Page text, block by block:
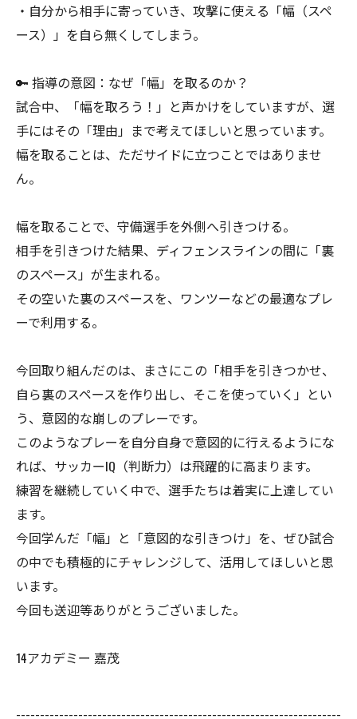
・自分から相手に寄っていき、攻撃に使える「幅（スペ
ース）」を自ら無くしてしまう。
🔑 指導の意図：なぜ「幅」を取るのか？
試合中、「幅を取ろう！」と声かけをしていますが、選
手にはその「理由」まで考えてほしいと思っています。
幅を取ることは、ただサイドに立つことではありませ
ん。
幅を取ることで、守備選手を外側へ引きつける。
相手を引きつけた結果、ディフェンスラインの間に「裏
のスペース」が生まれる。
その空いた裏のスペースを、ワンツーなどの最適なプレ
ーで利用する。
今回取り組んだのは、まさにこの「相手を引きつかせ、
自ら裏のスペースを作り出し、そこを使っていく」とい
う、意図的な崩しのプレーです。
このようなプレーを自分自身で意図的に行えるようにな
れば、サッカーIQ（判断力）は飛躍的に高まります。
練習を継続していく中で、選手たちは着実に上達してい
ます。
今回学んだ「幅」と「意図的な引きつけ」を、ぜひ試合
の中でも積極的にチャレンジして、活用してほしいと思
います。
今回も送迎等ありがとうございました。
14アカデミー 嘉茂
--------------------------------------------------------------------